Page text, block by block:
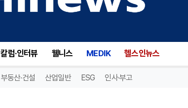
칼럼·인터뷰 웰니스 MEDIK 헬스인뉴스
부동산·건설 산업일반 ESG 인사·부고